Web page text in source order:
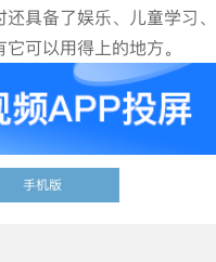
具备了娱乐、儿童学习、
可以用得上的地方。
手机版